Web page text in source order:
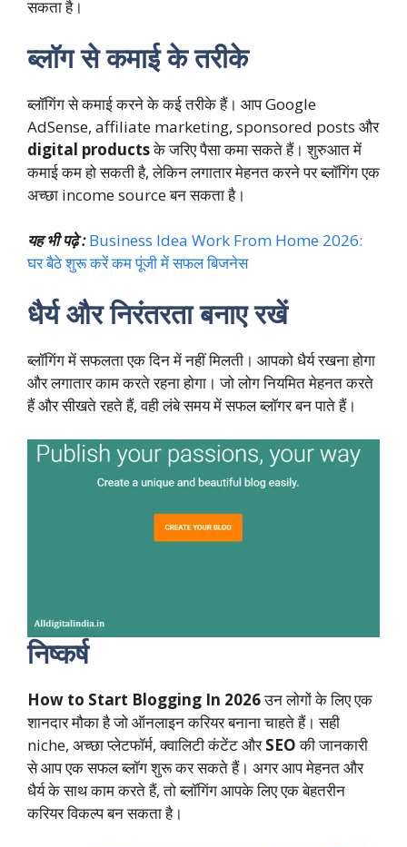
सकता है।
ब्लॉग से कमाई के तरीके
ब्लॉगिंग से कमाई करने के कई तरीके हैं। आप Google
AdSense, affiliate marketing, sponsored posts और
digital productsके जरिए पैसा कमा सकते हैं। शुरुआत में
कमाई कम हो सकती है, लेकिन लगातार मेहनत करने पर ब्लॉगिंग एक
अच्छा income source बन सकता है।
यह भी पढ़े : Business Idea Work From Home 2026:
घर बैठे शुरू करें कम पूंजी में सफल बिजनेस
धैर्य और निरंतरता बनाए रखें
ब्लॉगिंग में सफलता एक दिन में नहीं मिलती। आपको धैर्य रखना होगा
और लगातार काम करते रहना होगा। जो लोग नियमित मेहनत करते
हैं और सीखते रहते हैं, वही लंबे समय में सफल ब्लॉगर बन पाते हैं।
निष्कर्ष
How to Start Blogging In 2026उन लोगों के लिए एक
शानदार मौका है जो ऑनलाइन करियर बनाना चाहते हैं। सही
niche, अच्छा प्लेटफॉर्म, क्वालिटी कंटेंट औरSEOकी जानकारी
से आप एक सफल ब्लॉग शुरू कर सकते हैं। अगर आप मेहनत और
धैर्य के साथ काम करते हैं, तो ब्लॉगिंग आपके लिए एक बेहतरीन
करियर विकल्प बन सकता है।